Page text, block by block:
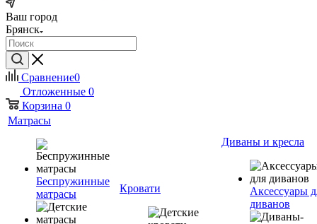
Ваш город
Брянск
Сравнение0
Отложенные 0
Корзина 0
Матрасы
Беспружинные
матрасы
Кровати
Диваны и кресла
Аксессуары
диванов